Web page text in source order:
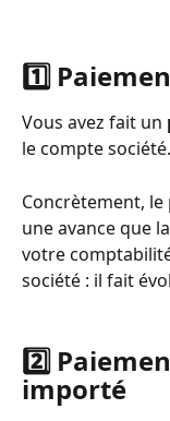
1️⃣
Vous avez fait un
le compte société.
Concrètement,
une avance que
votre
société : il fait
2️⃣
importé